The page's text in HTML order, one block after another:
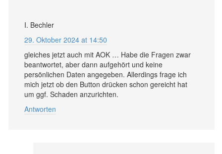
I. Bechler
29. Oktober 2024 at 14:50
gleiches jetzt auch mit AOK … Habe die Fragen zwar
beantwortet, aber dann aufgehört und keine
persönlichen Daten angegeben. Allerdings frage ich
mich jetzt ob den Button drücken schon gereicht hat
um ggf. Schaden anzurichten.
Antworten